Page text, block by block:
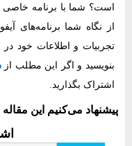
است؟ شما با برنامه خاصی
از نگاه شما برنامه‌های
تجربیات و اطلاعات خود در
بنویسید و اگر این مطلب از
اشتراک بگذارید.
پیشنهاد می‌کنیم این مقاله